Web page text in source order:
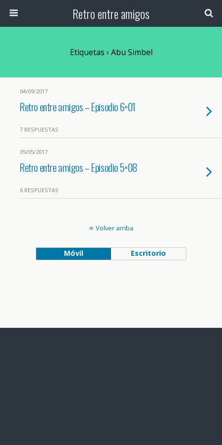
Retro entre amigos
Etiquetas › Abu Simbel
04/09/2017
Retro entre amigos – Episodio 6×01
7 RESPUESTAS
05/05/2017
Retro entre amigos – Episodio 5×08
6 RESPUESTAS
Volver arriba
Móvil Escritorio